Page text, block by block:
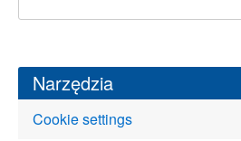
Narzędzia
Cookie settings